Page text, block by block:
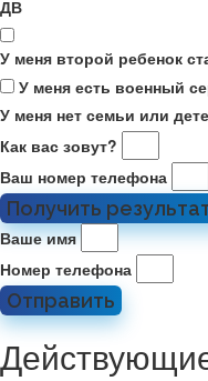
ДВ
У меня второй ребенок
У меня есть военный
У меня нет семьи или
Как вас зовут?
Ваш номер телефона
Получить
Ваше имя
Номер телефона
Отправить